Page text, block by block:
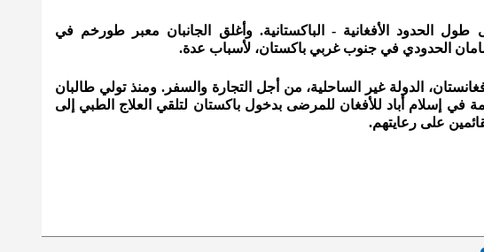
طول الحدود الأفغانية - الباكستانية. وأغلق الجانبان معبر طورخم في
الحدودي في جنوب غربي باكستان، لأسباب عدة.
الدولة غير الساحلية، من أجل التجارة والسفر. ومنذ تولي طالبان
في إسلام أباد للأفغان للمرضى بدخول باكستان لتلقي العلاج الطبي إلى
على رعايتهم.